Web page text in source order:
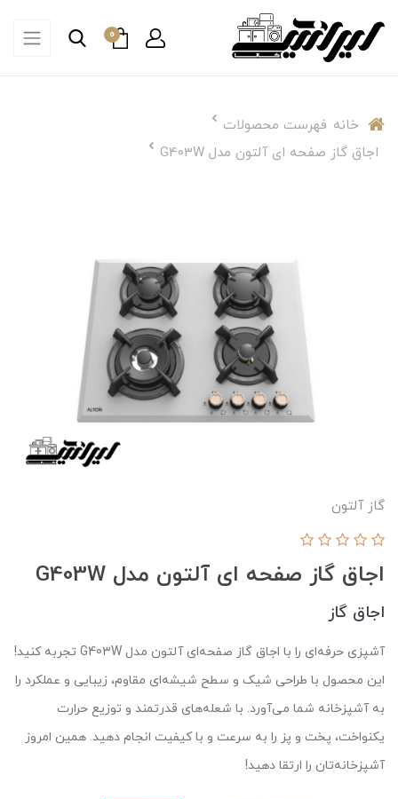
0
خانه فهرست محصولات
اجاق گاز صفحه ای آلتون مدل G403W
گاز آلتون
اجاق گاز صفحه ای آلتون مدل G403W
اجاق گاز
آشپزی حرفه‌ای را با اجاق گاز صفحه‌ای آلتون مدل G403W تجربه کنید!
این محصول با طراحی شیک و سطح شیشه‌ای مقاوم، زیبایی و عملکرد را
به آشپزخانه شما می‌آورد. با شعله‌های قدرتمند و توزیع حرارت
یکنواخت، پخت و پز را به سرعت و با کیفیت انجام دهید. همین امروز
آشپزخانه‌تان را ارتقا دهید!